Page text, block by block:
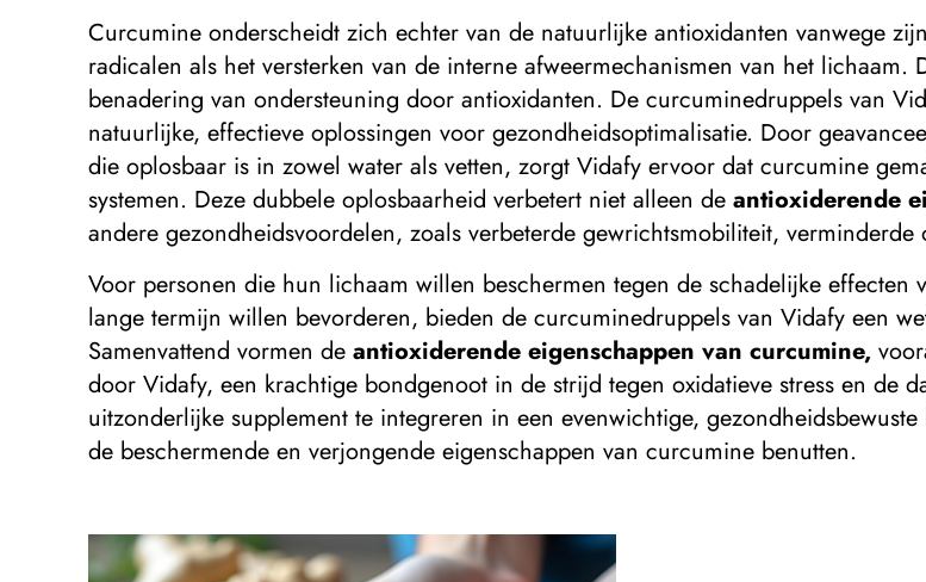
Curcumine onderscheidt zich echter van de natuurlijke antioxidanten vanwege
radicalen als het versterken van de interne afweermechanismen van het lichaam.
benadering van ondersteuning door antioxidanten. De curcuminedruppels van
natuurlijke, effectieve oplossingen voor gezondheidsoptimalisatie. Door
die oplosbaar is in zowel water als vetten, zorgt Vidafy ervoor dat curcumine
systemen. Deze dubbele oplosbaarheid verbetert niet alleen deantioxiderende
andere gezondheidsvoordelen, zoals verbeterde gewrichtsmobiliteit,
Voor personen die hun lichaam willen beschermen tegen de schadelijke effecten
lange termijn willen bevorderen, bieden de curcuminedruppels van Vidafy een
Samenvattend vormen deantioxiderende eigenschappen van curcumine,
door Vidafy, een krachtige bondgenoot in de strijd tegen oxidatieve stress en de
uitzonderlijke supplement te integreren in een evenwichtige,
de beschermende en verjongende eigenschappen van curcumine benutten.